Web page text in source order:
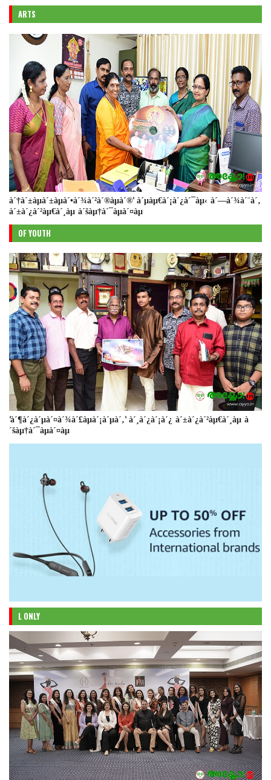
ARTS
à´†à´±àµà´±àµà´•à´¾à´²à´®àµà´®' à´µàµ€à´¡à´¿à´¯àµ‹ à´—à´¾à´¨à´‚
à´±à´¿à´²àµ€à´¸àµ à´šàµ†à´¯àµà´¤àµ
OF YOUTH
'à´¶à´¿à´µà´¤à´¾à´£àµà´¡à´µà´‚' à´¸à´¿à´¡à´¿ à´±à´¿à´²àµ€à´¸àµ à
´šàµ†à´¯àµà´¤àµ
L ONLY